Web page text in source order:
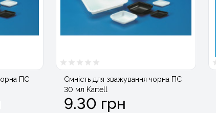
ПС
Ємність для зважування чорна ПС
30 мл Kartell
9.30 грн